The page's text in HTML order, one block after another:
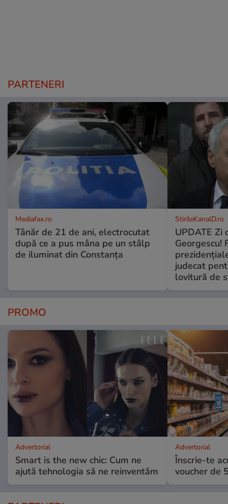
PARTENERI
Mediafax.ro
Tânăr de 21 de ani, electrocutat
după ce a pus mâna pe un stâlp
de iluminat din Constanța
StirileKanalD.ro
UPDATE Zi
Georgescu!
judecat
lovitură de
PROMO
Advertorial
Smart is the new chic: Cum ne
ajută tehnologia să ne reinventăm
Advertorial
Înscrie-te
voucher de